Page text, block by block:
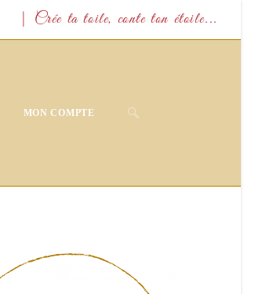
| Crée ta toile, conte ton étoile...
MON COMPTE TOGGLE